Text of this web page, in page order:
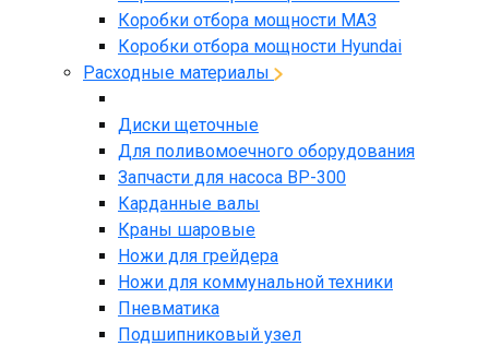
Коробки отбора мощности МАЗ
Коробки отбора мощности Hyundai
Расходные материалы
Диски щеточные
Для поливомоечного оборудования
Запчасти для насоса BP-300
Карданные валы
Краны шаровые
Ножи для грейдера
Ножи для коммунальной техники
Пневматика
Подшипниковый узел